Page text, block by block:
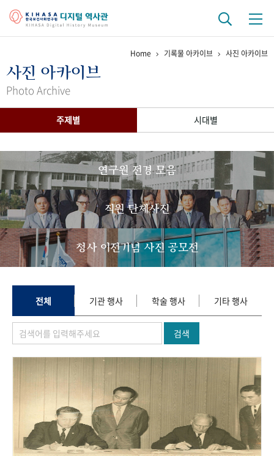
걸어온 길 기관 변천사
간행물 변천사
기록물 아카이브
사진 아카이브 문서 기록물 행정박물 영상 기록물
50+1 주년 기념
성과 50선 숫자로 보는 50년
세계와 함께 한 KIHASA
VR 역사관
Home 기록물 아카이브 사진 아카이브
사진 아카이브
Photo Archive
주제별 시대별
연구원 전경 모음
직원 단체사진
청사 이전기념 사진 공모전
전체 기관 행사 학술 행사 기타 행사
검색